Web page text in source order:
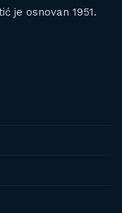
je osnovan 1951.